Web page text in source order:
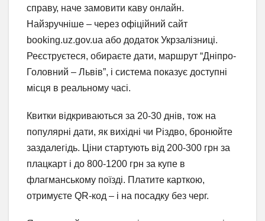
справу, наче замовити каву онлайн.
Найзручніше – через офіційний сайт
booking.uz.gov.ua або додаток Укрзалізниці.
Реєструєтеся, обираєте дати, маршрут “Дніпро-
Головний – Львів”, і система показує доступні
місця в реальному часі.
Квитки відкриваються за 20-30 днів, тож на
популярні дати, як вихідні чи Різдво, бронюйте
заздалегідь. Ціни стартують від 200-300 грн за
плацкарт і до 800-1200 грн за купе в
флагманському поїзді. Платите карткою,
отримуєте QR-код – і на посадку без черг.